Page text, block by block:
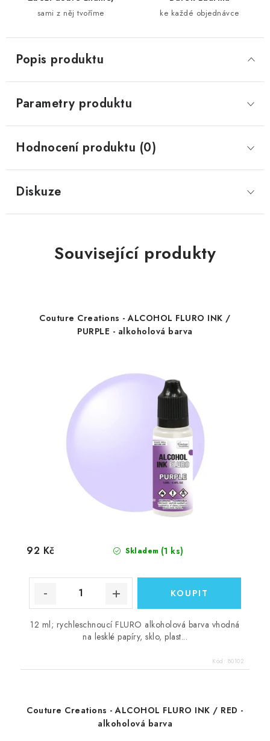
sami z něj tvoříme ke každé objednávce
Popis produktu
Parametry produktu
Hodnocení produktu (0)
Diskuze
Související produkty
Couture Creations - ALCOHOL FLURO INK /
PURPLE - alkoholová barva
Skladem (1 ks)
92 Kč
12 ml; rychleschnoucí FLURO alkoholová barva vhodná
na lesklé papíry, sklo, plast...
Kód: 80102
Couture Creations - ALCOHOL FLURO INK / RED -
alkoholová barva